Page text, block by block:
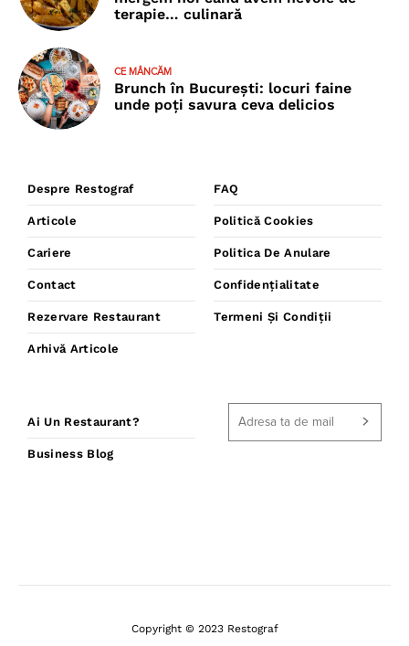
terapie… culinară
CE MÂNCĂM
Brunch în București: locuri faine
unde poţi savura ceva delicios
Despre Restograf
Articole
Cariere
Contact
Rezervare Restaurant
Arhivă Articole
FAQ
Politică Cookies
Politica De Anulare
Confidențialitate
Termeni Și Condiții
Ai Un Restaurant?
Business Blog
Copyright © 2023 Restograf